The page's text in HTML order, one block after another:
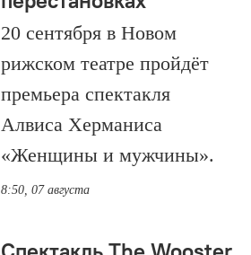
20 сентября в Новом
рижском театре пройдёт
премьера спектакля
Алвиса Херманиса
«Женщины и мужчины».
8:50, 07 августа